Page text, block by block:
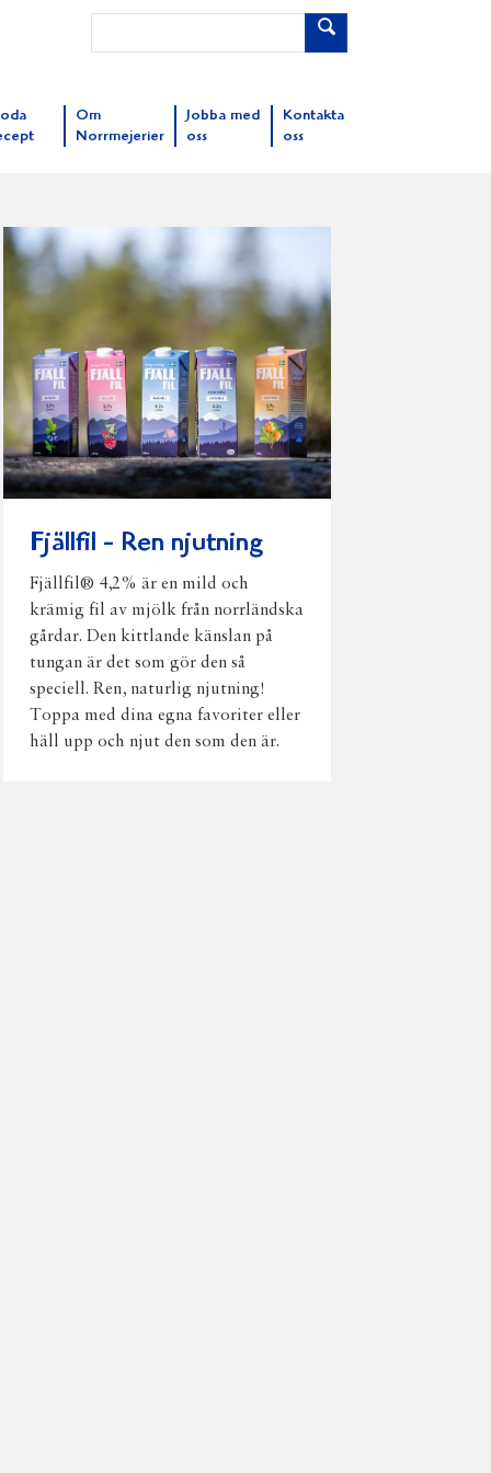
Om
Norrmejerier
Jobba med
oss
Kontakta
oss
Fjällfil - Ren njutning
Fjällfil® 4,2% är en mild och
krämig fil av mjölk från norrländska
gårdar. Den kittlande känslan på
tungan är det som gör den så
speciell. Ren, naturlig njutning!
Toppa med dina egna favoriter eller
häll upp och njut den som den är.